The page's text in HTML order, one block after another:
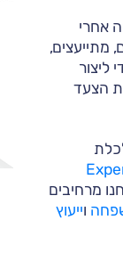
אחרי
מתייעצים,
ליצור
הצעד
מרחיבים
וייעוץ